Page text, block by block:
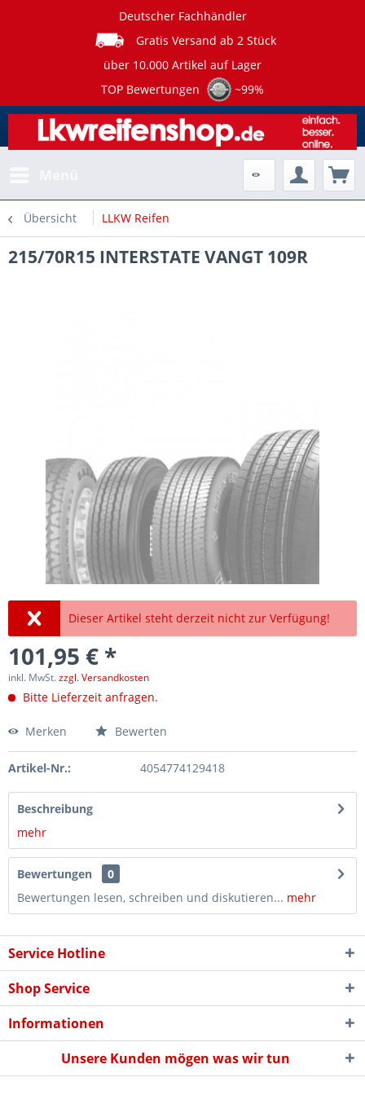
Deutscher Fachhändler
Gratis Versand ab 2 Stück
über 10.000 Artikel auf Lager
TOP Bewertungen
~99%
Übersicht LLKW Reifen
215/70R15 INTERSTATE VANGT 109R
Dieser Artikel steht derzeit nicht zur Verfügung!
101,95 € *
inkl. MwSt.zzgl. Versandkosten
Bitte Lieferzeit anfragen.
Merken Bewerten
Artikel-Nr.: 4054774129418
Beschreibung
mehr
Bewertungen
0
Bewertungen lesen, schreiben und diskutieren... mehr
Service Hotline
Shop Service
Informationen
Unsere Kunden mögen was wir tun